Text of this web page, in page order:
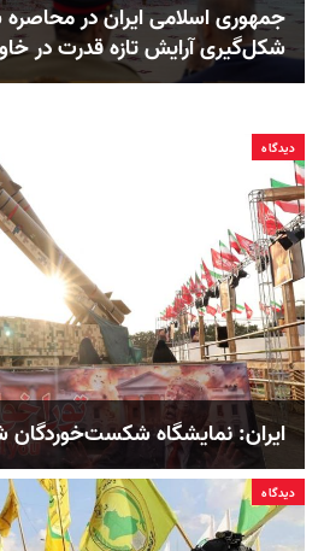
جمهوری اسلامی ایران در
شکل‌گیری آرایش تازه قدرت در
دیدگاه
ایران: نمایشگاه شکست‌خوردگان
دیدگاه